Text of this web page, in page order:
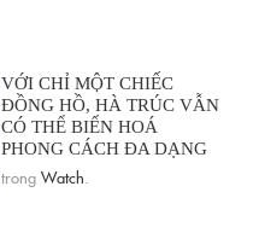
VỚI CHỈ MỘT CHIẾC
ĐỒNG HỒ, HÀ TRÚC VẪN
CÓ THỂ BIẾN HOÁ
PHONG CÁCH ĐA DẠNG
trong Watch